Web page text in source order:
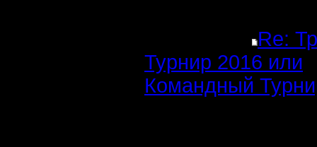
Re:
Турнир 2016 или
Командный